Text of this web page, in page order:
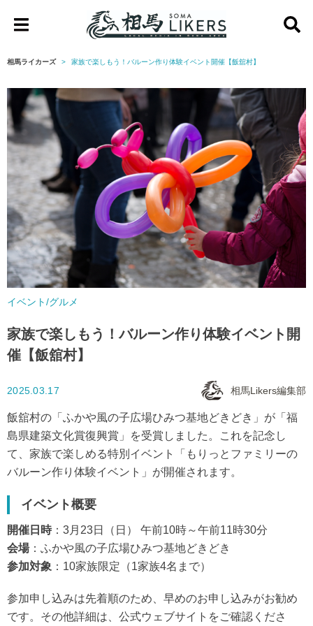
馬
ズ
相馬ライカーズ 家族で楽しもう！バルーン作り体験イベント開催【飯舘村】
イベント/グルメ
家族で楽しもう！バルーン作り体験イベント開
催【飯舘村】
2025.03.17 相馬Likers編集部
飯舘村の「ふかや風の子広場ひみつ基地どきどき」が「福
島県建築文化賞復興賞」を受賞しました。これを記念し
て、家族で楽しめる特別イベント「もりっとファミリーの
バルーン作り体験イベント」が開催されます。
イベント概要
開催日時：3月23日（日） 午前10時～午前11時30分
会場：ふかや風の子広場ひみつ基地どきどき
参加対象 ：10家族限定（1家族4名まで）
参加申し込みは先着順のため、早めのお申し込みがお勧め
です。その他詳細は、公式ウェブサイトをご確認くださ